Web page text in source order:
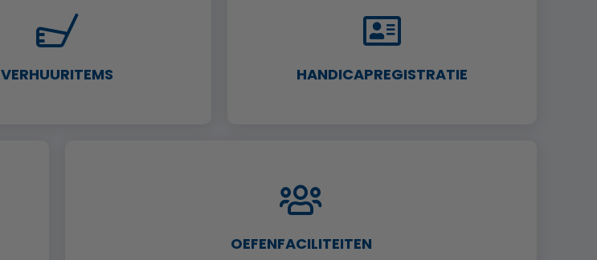
VERHUURITEMS HANDICAPREGISTRATIE
OEFENFACILITEITEN